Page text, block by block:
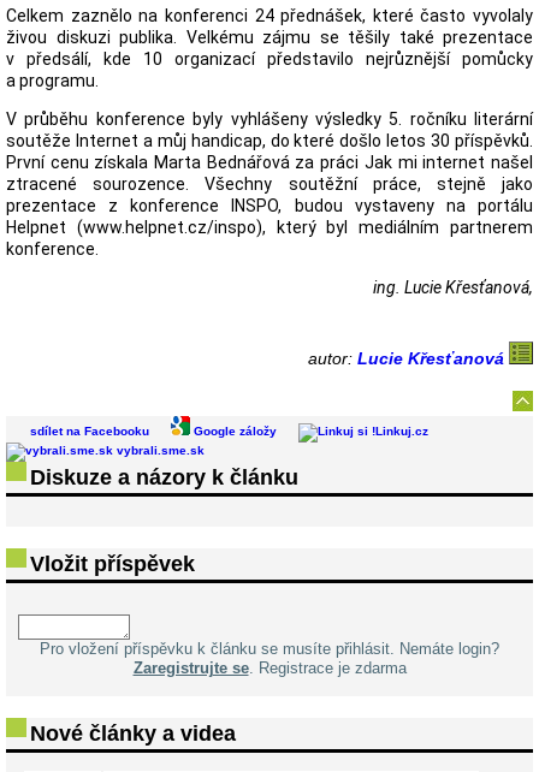
Celkem zaznělo na konferenci 24 přednášek, které často vyvolaly
živou diskuzi publika. Velkému zájmu se těšily také prezentace
v předsálí, kde 10 organizací představilo nejrůznější pomůcky
a programu.
V průběhu konference byly vyhlášeny výsledky 5. ročníku literární
soutěže Internet a můj handicap, do které došlo letos 30 příspěvků.
První cenu získala Marta Bednářová za práci Jak mi internet našel
ztracené sourozence. Všechny soutěžní práce, stejně jako
prezentace z konference INSPO, budou vystaveny na portálu
Helpnet (www.helpnet.cz/inspo), který byl mediálním partnerem
konference.
ing. Lucie Křesťanová,
autor: Lucie Křesťanová
sdílet na Facebooku Google záložy
Linkuj.cz
vybrali.sme.sk
Diskuze a názory k článku
Vložit příspěvek
Pro vložení příspěvku k článku se musíte přihlásit. Nemáte login?
Zaregistrujte se. Registrace je zdarma
Nové články a videa